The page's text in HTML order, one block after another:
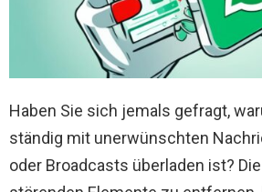
Haben Sie sich jemals gefragt,
ständig mit unerwünschten
oder Broadcasts überladen ist?